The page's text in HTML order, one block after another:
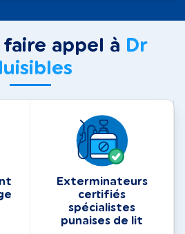
appel à Dr
Exterminateurs
certifiés
spécialistes
punaises de lit